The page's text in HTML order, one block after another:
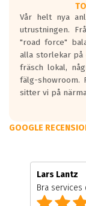
Vår helt nya
utrustningen.
"road force"
alla storlekar på
fräsch lokal,
fälg-showroom.
sitter vi på
GOOGLE
Lars Lantz
Bra services